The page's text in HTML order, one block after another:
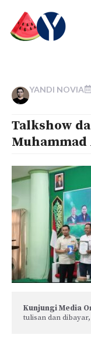
YANDI NOVIA
Talkshow
Muhammad
Kunjungi Media
tulisan dan dibayar,